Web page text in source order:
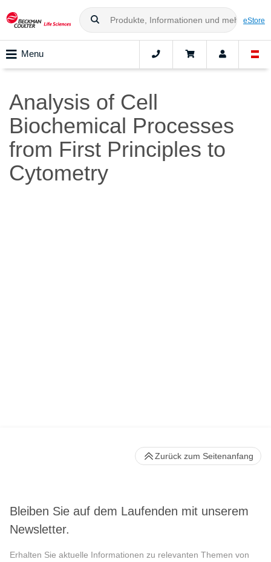
eStore
Menu
Analysis of Cell
Biochemical Processes
from First Principles to
Cytometry
Bleiben Sie auf dem Laufenden mit unserem
Newsletter.
Erhalten Sie aktuelle Informationen zu relevanten Themen von
Zurück zum Seitenanfang